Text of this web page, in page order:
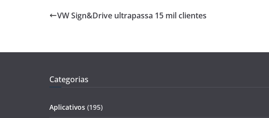
VW Sign&Drive ultrapassa 15 mil clientes
Categorias
Aplicativos (195)